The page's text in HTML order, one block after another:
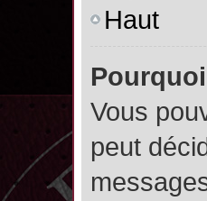
Haut
Vous
peut